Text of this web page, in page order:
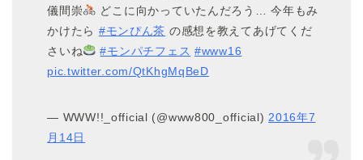
儀間崇
どこに向かっていたんだろう… 今年もみ
かけたら #モンぴん茶 の感想を教えてあげてくだ
さいね
#モンパチフェス #www16
pic.twitter.com/QtKhgMqBeD
— WWW!!_official (@www800_official) 2016年7
月14日